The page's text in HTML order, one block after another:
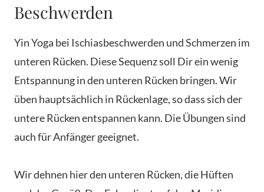
Beschwerden
Yin Yoga bei Ischiasbeschwerden und Schmerzen im
unteren Rücken. Diese Sequenz soll Dir ein wenig
Entspannung in den unteren Rücken bringen. Wir
üben hauptsächlich in Rückenlage, so dass sich der
untere Rücken entspannen kann. Die Übungen sind
auch für Anfänger geeignet.
Wir dehnen hier den unteren Rücken, die Hüften